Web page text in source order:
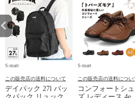
S-mart
この販売店の送料について
デイパック 27l バッ
S-mart
この販売店の送料につい
コンフォートシ